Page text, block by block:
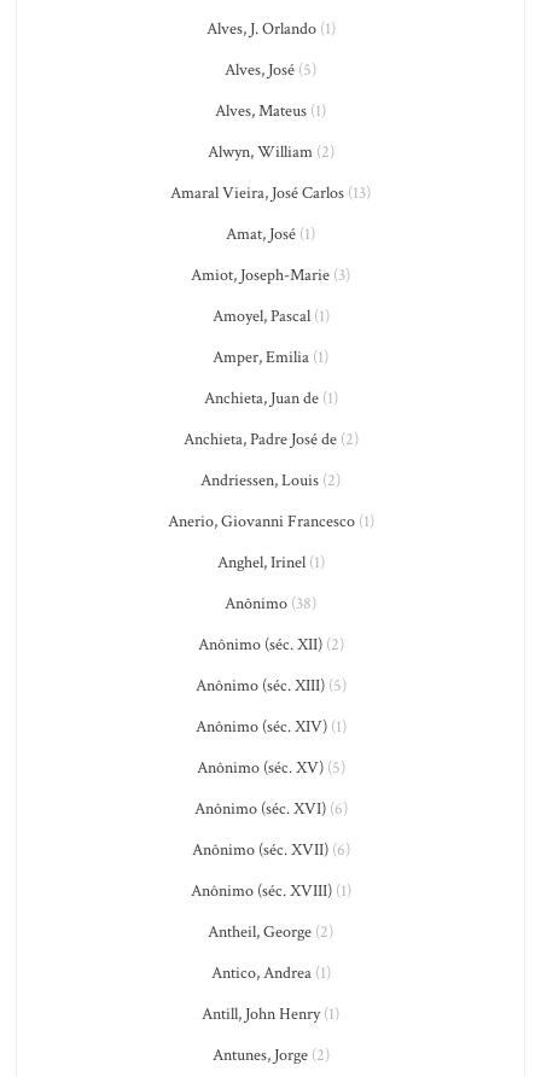
Alves, J. Orlando(1)
Alves, José (5)
Alves, Mateus (1)
Alwyn, William(2)
Amaral Vieira, José Carlos (13)
Amat, José (1)
Amiot, Joseph-Marie (3)
Amoyel, Pascal(1)
Amper, Emilia (1)
Anchieta, Juan de(1)
Anchieta, Padre José de(2)
Andriessen, Louis (2)
Anerio, Giovanni Francesco(1)
Anghel, Irinel(1)
Anônimo (38)
Anônimo (séc. XII)(2)
Anônimo (séc. XIII)(5)
Anônimo (séc. XIV)(1)
Anônimo (séc. XV)(5)
Anônimo (séc. XVI)(6)
Anônimo (séc. XVII)(6)
Anônimo (séc. XVIII)(1)
Antheil, George (2)
Antico, Andrea(1)
Antill, John Henry(1)
Antunes, Jorge(2)